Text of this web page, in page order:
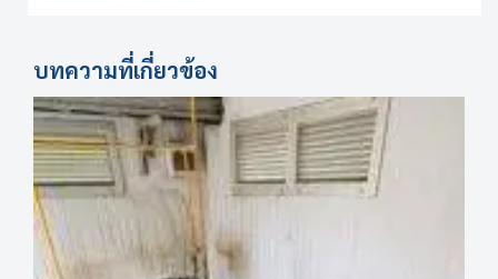
บทความที่เกี่ยวข้อง